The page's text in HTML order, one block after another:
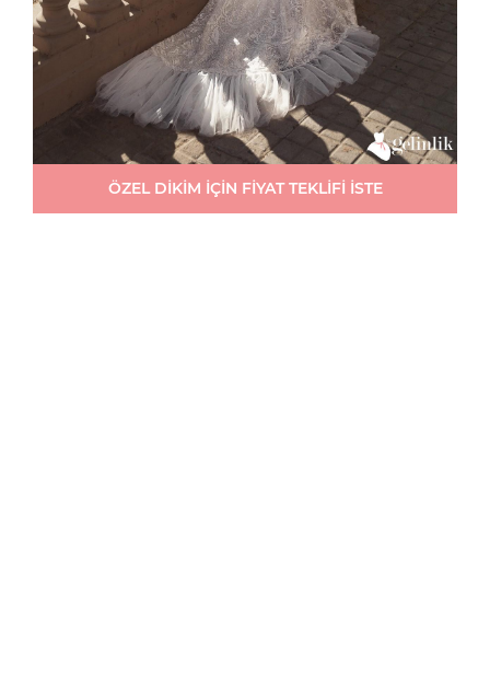
ÖZEL DİKİM İÇİN FİYAT TEKLİFİ İSTE